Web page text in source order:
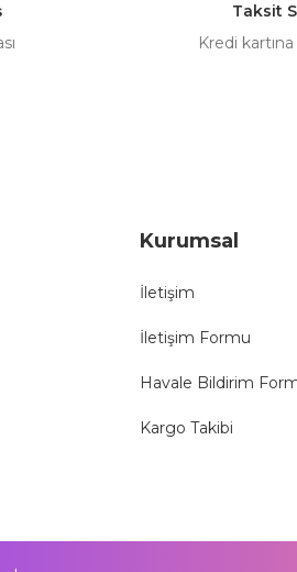
Taksit
Kredi
Kurumsal
İletişim
İletişim Formu
Havale Bildirim
Kargo Takibi